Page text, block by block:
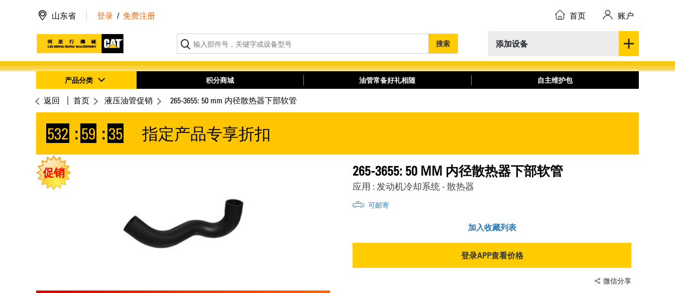
添加设备
搜索
山东省 登录 / 免费注册 首页 账户
产品分类 积分商城 油管常备好礼相随 自主维护包
返回 首页 液压油管促销 265-3655: 50 mm 内径散热器下部软管
532 : 59 :35 指定产品专享折扣
促销 265-3655: 50 MM 内径散热器下部软管
应用 : 发动机冷却系统 - 散热器
可邮寄
加入收藏列表
登录APP查看价格
微信分享